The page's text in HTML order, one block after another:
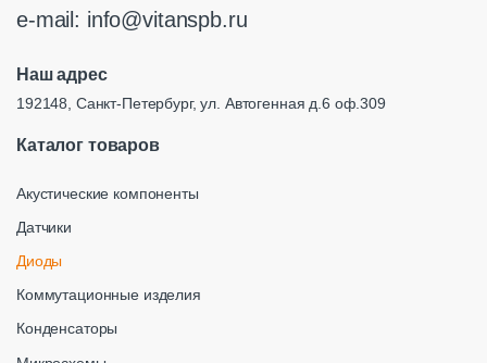
e-mail: info@vitanspb.ru
Наш адрес
192148, Санкт-Петербург, ул. Автогенная д.6 оф.309
Каталог товаров
Акустические компоненты
Датчики
Диоды
Коммутационные изделия
Конденсаторы